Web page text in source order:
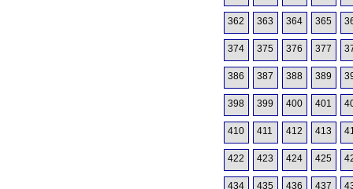
362 363 364 365
374 375 376 377
386 387 388 389
398 399 400 401
410 411 412 413
422 423 424 425
434 435 436 437